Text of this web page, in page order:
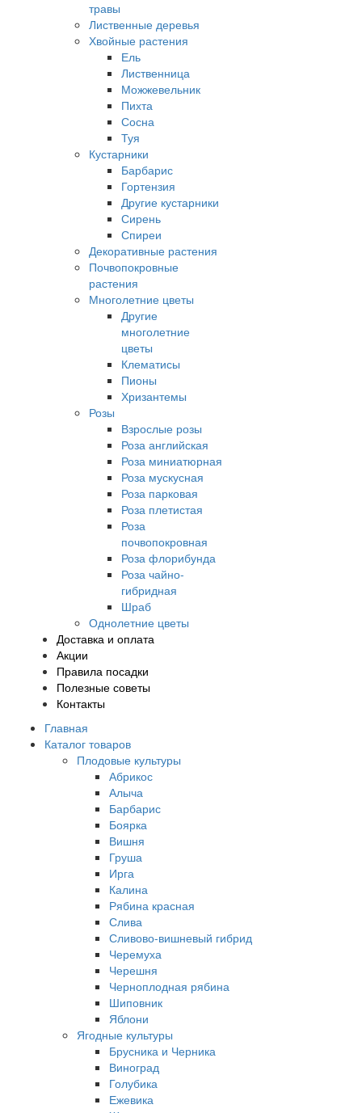
травы
Лиственные деревья
Хвойные растения
Ель
Лиственница
Можжевельник
Пихта
Сосна
Туя
Кустарники
Барбарис
Гортензия
Другие кустарники
Сирень
Спиреи
Декоративные растения
Почвопокровные
растения
Многолетние цветы
Другие
многолетние
цветы
Клематисы
Пионы
Хризантемы
Розы
Взрослые розы
Роза английская
Роза миниатюрная
Роза мускусная
Роза парковая
Роза плетистая
Роза
почвопокровная
Роза флорибунда
Роза чайно-
гибридная
Шраб
Однолетние цветы
Доставка и оплата
Акции
Правила посадки
Полезные советы
Контакты
Главная
Каталог товаров
Плодовые культуры
Абрикос
Алыча
Барбарис
Боярка
Вишня
Груша
Ирга
Калина
Рябина красная
Слива
Сливово-вишневый гибрид
Черемуха
Черешня
Черноплодная рябина
Шиповник
Яблони
Ягодные культуры
Брусника и Черника
Виноград
Голубика
Ежевика